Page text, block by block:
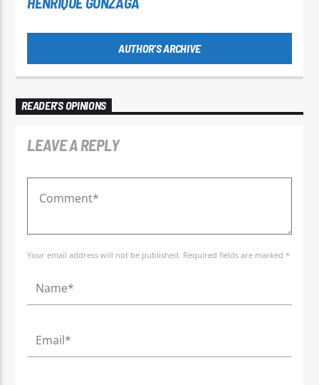
AUTHOR'S ARCHIVE
READER'S OPINIONS
LEAVE A REPLY
Your email address will not be published. Required fields are marked *